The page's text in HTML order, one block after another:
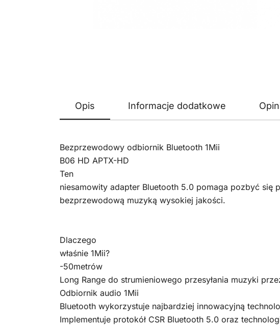
Opis Informacje dodatkowe
Bezprzewodowy odbiornik Bluetooth 1Mii
B06 HD APTX-HD
Ten
niesamowity adapter Bluetooth 5.0 pomaga pozbyć się
bezprzewodową muzyką wysokiej jakości.
Dlaczego
właśnie 1Mii?
-50metrów
Long Range do strumieniowego przesyłania muzyki
Odbiornik audio 1Mii
Bluetooth wykorzystuje najbardziej innowacyjną
Implementuje protokół CSR Bluetooth 5.0 oraz